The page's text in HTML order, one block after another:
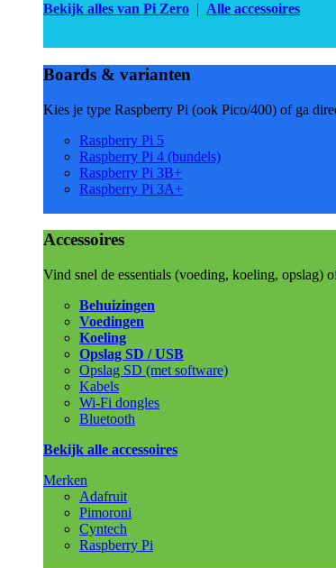
Bekijk alles van Pi Zero | Alle accessoires
Boards & varianten
Kies je type Raspberry Pi (ook Pico/400) of ga
Raspberry Pi 5
Raspberry Pi 4 (bundels)
Raspberry Pi 3B+
Raspberry Pi 3A+
Accessoires
Vind snel de essentials (voeding, koeling, opslag)
Behuizingen
Voedingen
Koeling
Opslag SD / USB
Opslag SD (met software)
Kabels
Wi-Fi dongles
Bluetooth
Bekijk alle accessoires
Merken
Adafruit
Pimoroni
Cyntech
Raspberry Pi